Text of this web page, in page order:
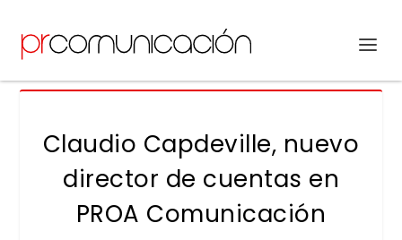
Claudio Capdeville, nuevo
director de cuentas en
PROA Comunicación